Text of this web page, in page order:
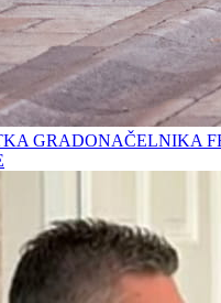
GRADONAČELNIKA